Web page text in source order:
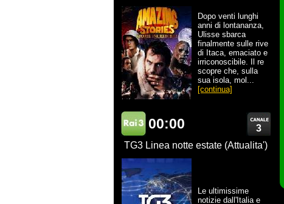
Dopo venti lunghi
anni di lontananza,
Ulisse sbarca
finalmente sulle rive
di Itaca, emaciato e
irriconoscibile. Il re
scopre che, sulla
sua isola, mol...
[continua]
00:00
3
TG3 Linea notte estate (Attualita')
Le ultimissime
notizie dall'Italia e